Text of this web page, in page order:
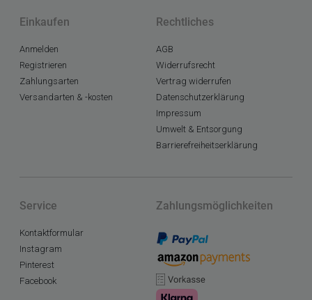
Einkaufen
Anmelden
Registrieren
Zahlungsarten
Versandarten & -kosten
Rechtliches
AGB
Widerrufsrecht
Vertrag widerrufen
Datenschutzerklärung
Impressum
Umwelt & Entsorgung
Barrierefreiheitserklärung
Service
Kontaktformular
Instagram
Pinterest
Facebook
Zahlungsmöglichkeiten